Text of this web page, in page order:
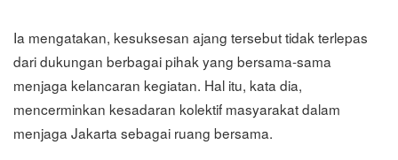
Ia mengatakan, kesuksesan ajang tersebut tidak terlepas
dari dukungan berbagai pihak yang bersama-sama
menjaga kelancaran kegiatan. Hal itu, kata dia,
mencerminkan kesadaran kolektif masyarakat dalam
menjaga Jakarta sebagai ruang bersama.